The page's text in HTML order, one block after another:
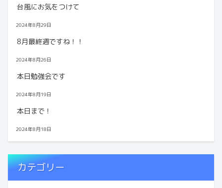
台風にお気をつけて
2024年8月29日
8月最終週ですね！！
2024年8月26日
本日勉強会です
2024年8月19日
本日まで！
2024年8月18日
カテゴリー